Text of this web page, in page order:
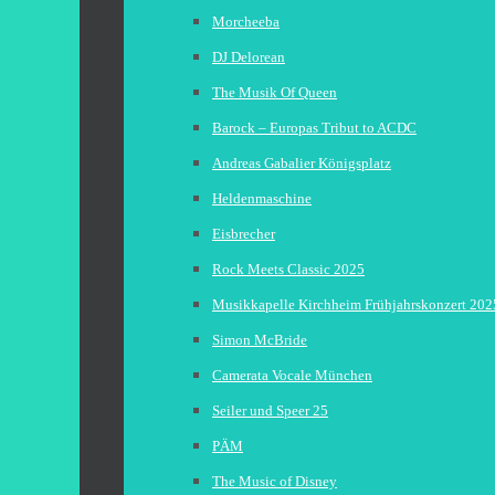
Morcheeba
DJ Delorean
The Musik Of Queen
Barock – Europas Tribut to ACDC
Andreas Gabalier Königsplatz
Heldenmaschine
Eisbrecher
Rock Meets Classic 2025
Musikkapelle Kirchheim Frühjahrskonzert
Simon McBride
Camerata Vocale München
Seiler und Speer 25
PÄM
The Music of Disney